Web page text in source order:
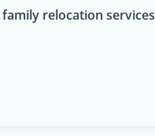
relocation services